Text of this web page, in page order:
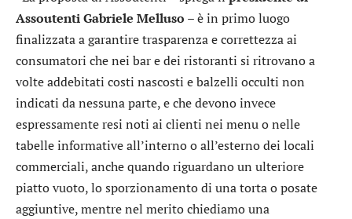
Assoutenti Gabriele Melluso – è in primo luogo
finalizzata a garantire trasparenza e correttezza ai
consumatori che nei bar e dei ristoranti si ritrovano a
volte addebitati costi nascosti e balzelli occulti non
indicati da nessuna parte, e che devono invece
espressamente resi noti ai clienti nei menu o nelle
tabelle informative all’interno o all’esterno dei locali
commerciali, anche quando riguardano un ulteriore
piatto vuoto, lo sporzionamento di una torta o posate
aggiuntive, mentre nel merito chiediamo una